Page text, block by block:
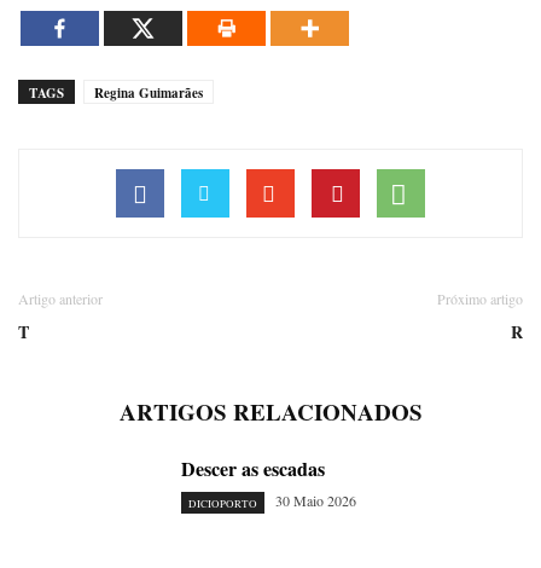
TAGS Regina Guimarães
Artigo anterior
T
Próximo artigo
R
ARTIGOS RELACIONADOS
Descer as escadas
DICIOPORTO 30 Maio 2026